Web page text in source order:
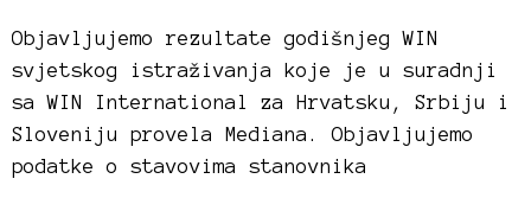
Objavljujemo rezultate godišnjeg WIN
svjetskog istraživanja koje je u suradnji
sa WIN International za Hrvatsku, Srbiju i
Sloveniju provela Mediana. Objavljujemo
podatke o stavovima stanovnika